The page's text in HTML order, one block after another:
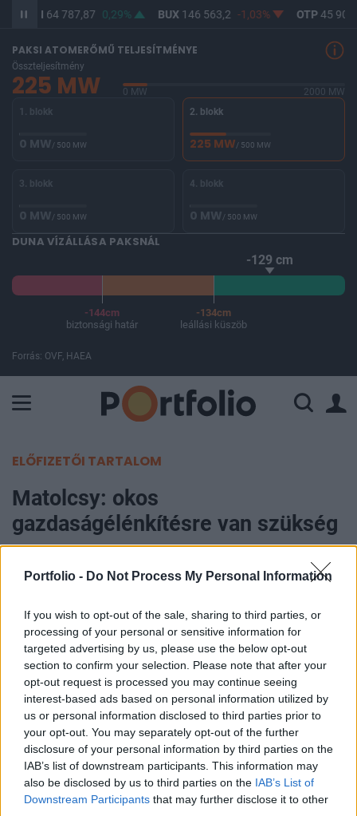
Portfolio - Do Not Process My Personal Information
If you wish to opt-out of the sale, sharing to third parties, or
processing of your personal or sensitive information for
targeted advertising by us, please use the below opt-out
section to confirm your selection. Please note that after your
opt-out request is processed you may continue seeing
interest-based ads based on personal information utilized by
us or personal information disclosed to third parties prior to
your opt-out. You may separately opt-out of the further
disclosure of your personal information by third parties on the
IAB’s list of downstream participants. This information may
also be disclosed by us to third parties on the IAB’s List of
Downstream Participants that may further disclose it to other
64 787,87 0,29% BUX146 563,2 -1,03% OTP45 900
PAKSI ATOMERŐMŰ TELJESÍTMÉNYE
Összteljesítmény
225 MW 0 MW
2000 MW
1. blokk
0 MW/ 500 MW
2. blokk
225 MW/ 500 MW
3. blokk
0 MW/ 500 MW
4. blokk
0 MW/ 500 MW
DUNA VÍZÁLLÁSA PAKSNÁL
-129 cm
-144cm
biztonsági határ
-134cm
leállási küszöb
Forrás: OVF, HAEA
ELŐFIZETŐI TARTALOM
Matolcsy: okos
gazdaságélénkítésre van szükség
2013. január 28. 13:54
Matolcsy György nemzetgazdasági miniszter
szerint okos gazdaságélénkítésre van szükség ma
Magyarországon. A nemzetgazdasági miniszter
erről hétfői sajtótájékoztatóján beszélt, ahol
stratégiai megállapodást írt alá a Nokia Siemens
Networks ügyvezető igazgatójával. Úgy
vélekedett, hogy ezek a megállapodások segítik
elérni a nemzeti célt: 2025-ig megduplázni a
bruttó hazai termék összegét.